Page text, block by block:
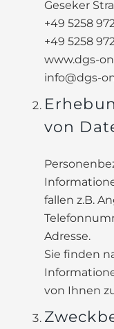
Geseker
+49 5258
+49 5258
www.dgs-
info@dgs-
von
fallen z.B.
Adresse.
Sie finden
von Ihnen